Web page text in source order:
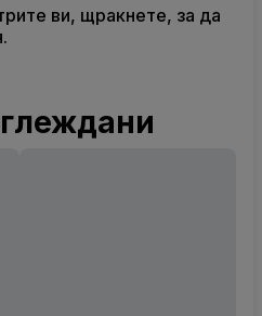
ви, щракнете, за да